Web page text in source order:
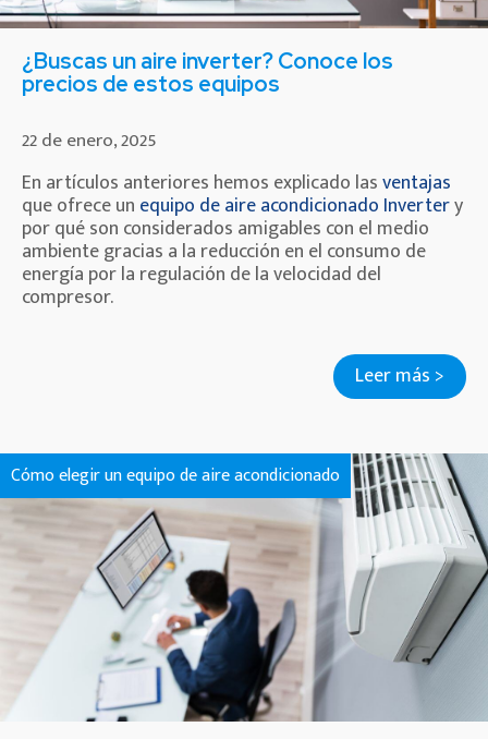
¿Buscas un aire inverter? Conoce los
precios de estos equipos
22 de enero, 2025
En artículos anteriores hemos explicado lasventajas
que ofrece un equipo de aire acondicionado Invertery
por qué son considerados amigables con el medio
ambiente gracias a la reducción en el consumo de
energía por la regulación de la velocidad del
compresor.
Leer más >
Cómo elegir un equipo de aire acondicionado